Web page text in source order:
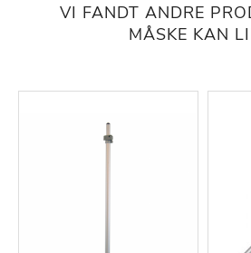
VI FANDT ANDRE
MÅSKE KAN